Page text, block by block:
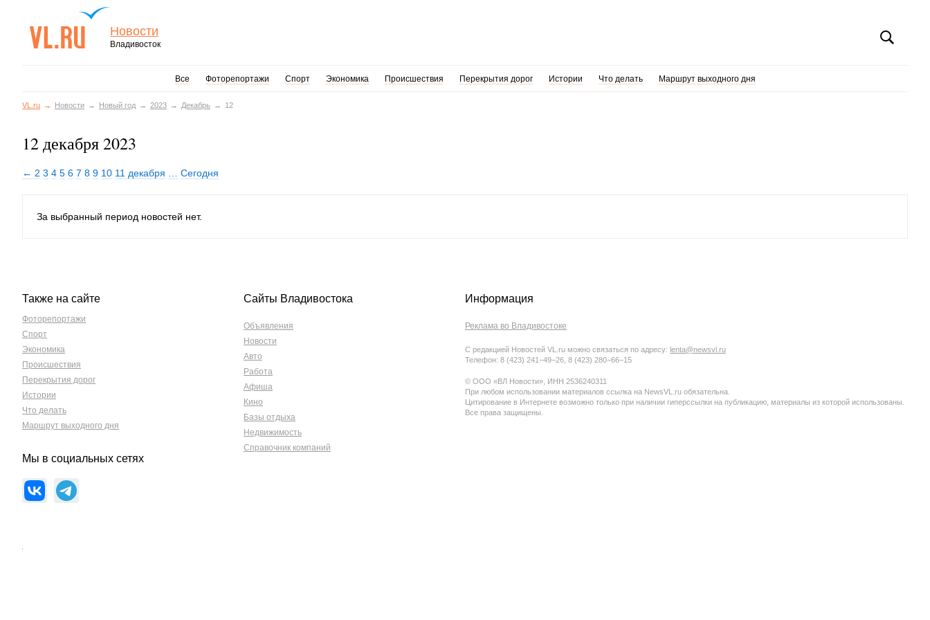
Новости
Владивосток
Все Фоторепортажи Спорт Экономика Происшествия Перекрытия дорог Истории Что делать Маршрут выходного дня
VL.ru Новости Новый год 2023 Декабрь 12
12 декабря 2023
← 2 3 4 5 6 7 8 9 10 11 декабря Сегодня
За выбранный период новостей нет.
Также на сайте
Фоторепортажи
Спорт
Экономика
Происшествия
Перекрытия дорог
Истории
Что делать
Маршрут выходного дня
Мы в социальных сетях
Сайты Владивостока
Объявления
Новости
Авто
Работа
Афиша
Кино
Базы отдыха
Недвижимость
Справочник компаний
Информация
Реклама во Владивостоке
С редакцией Новостей VL.ru можно связаться по адресу: lenta@newsvl.ru
Телефон: 8 (423) 241−49−26, 8 (423) 280−66−15
© ООО «ВЛ Новости», ИНН 2536240311
При любом использовании материалов ссылка на NewsVL.ru обязательна.
Цитирование в Интернете возможно только при наличии гиперссылки на публикацию, материалы из которой использованы.
Все права защищены.